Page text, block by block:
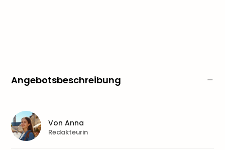
Angebotsbeschreibung
Von Anna
Redakteurin